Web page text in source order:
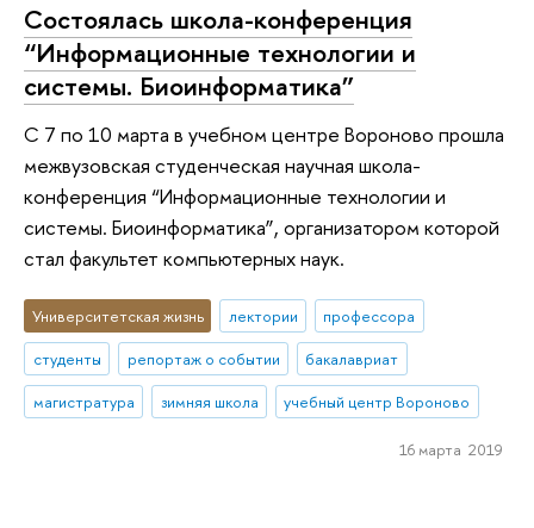
Состоялась школа-конференция
“Информационные технологии и
системы. Биоинформатика”
С 7 по 10 марта в учебном центре Вороново прошла
межвузовская студенческая научная школа-
конференция “Информационные технологии и
системы. Биоинформатика”, организатором которой
стал факультет компьютерных наук.
Университетская жизнь лектории
профессора
студенты
репортаж о событии
бакалавриат
магистратура
зимняя школа учебный центр Вороново
16 марта 2019